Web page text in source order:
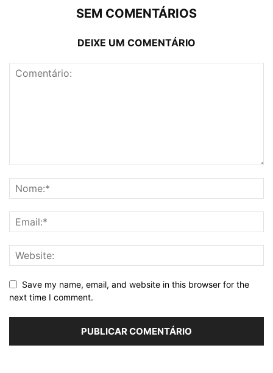
SEM COMENTÁRIOS
DEIXE UM COMENTÁRIO
Save my name, email, and website in this browser for the
next time I comment.